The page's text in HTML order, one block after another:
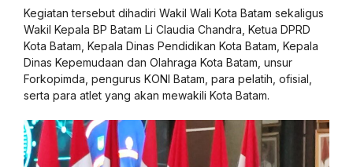
Kegiatan tersebut dihadiri Wakil Wali Kota Batam sekaligus
Wakil Kepala BP Batam Li Claudia Chandra, Ketua DPRD
Kota Batam, Kepala Dinas Pendidikan Kota Batam, Kepala
Dinas Kepemudaan dan Olahraga Kota Batam, unsur
Forkopimda, pengurus KONI Batam, para pelatih, ofisial,
serta para atlet yang akan mewakili Kota Batam.